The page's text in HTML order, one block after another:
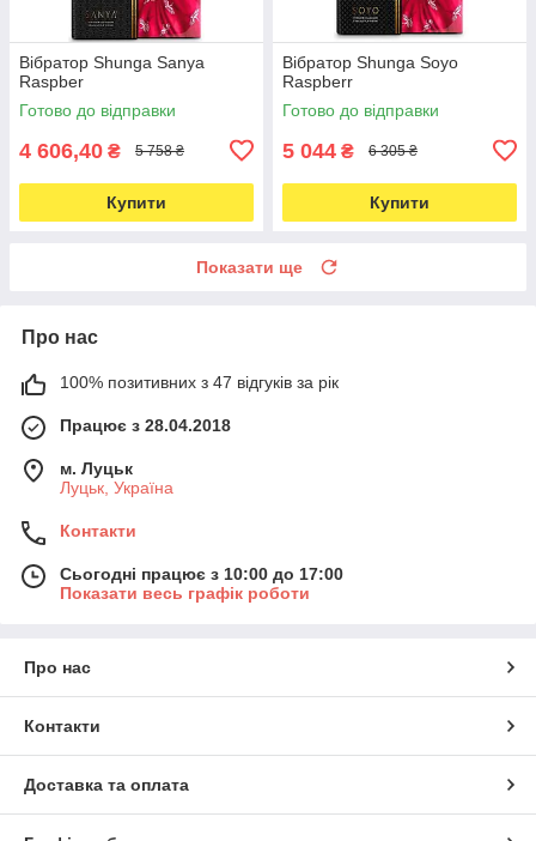
Вібратор Shunga Sanya
Raspber
Готово до відправки
4 606,40 ₴ 5 758 ₴
Купити
Вібратор Shunga Soyo
Raspberr
Готово до відправки
5 044 ₴ 6 305 ₴
Купити
Показати ще
Про нас
100% позитивних з 47 відгуків за рік
Працює з 28.04.2018
м. Луцьк
Луцьк, Україна
Контакти
Сьогодні працює з 10:00 до 17:00
Показати весь графік роботи
Про нас
Контакти
Доставка та оплата